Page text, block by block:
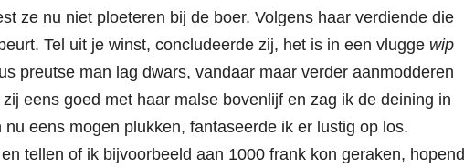
ze nu niet ploeteren bij de boer. Volgens haar verdiende die
Tel uit je winst, concludeerde zij, het is in een vlugge wip
preutse man lag dwars, vandaar maar verder aanmodderen
eens goed met haar malse bovenlijf en zag ik de deining in
eens mogen plukken, fantaseerde ik er lustig op los.
tellen of ik bijvoorbeeld aan 1000 frank kon geraken, hopend